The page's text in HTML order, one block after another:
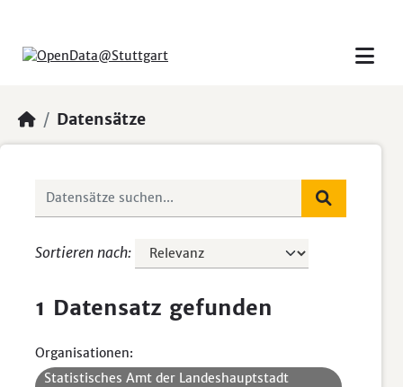
Datensätze
Sortieren nach
1 Datensatz gefunden
Organisationen:
Statistisches Amt der Landeshauptstadt